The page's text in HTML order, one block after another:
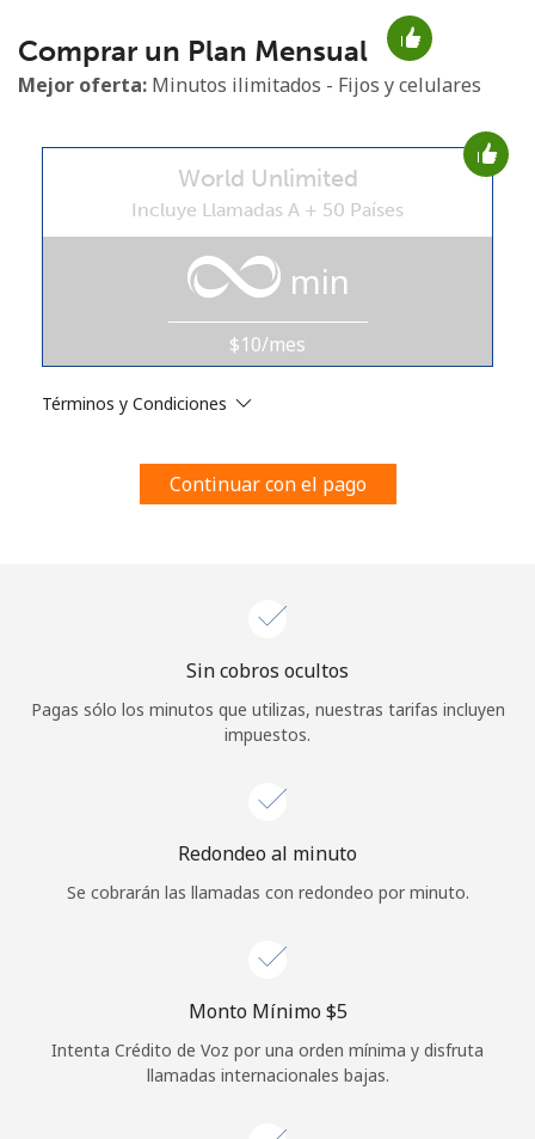
No se ha creado una contraseña
Mínimo 8 caracteres
Una letra mayúscula y una minúscula
Un número
estosTérminos y condiciones.
Únete
¡Hola!
Inicia sesión oREGÍSTRATE →
¿Olvidaste tu contraseña? →
Continuar con
Comprar un Plan Mensual
Mejor oferta: Minutos ilimitados - Fijos y celulares
World Unlimited
Incluye Llamadas A + 50 Países
min
$10/mes
Términos y Condiciones
Continuar con el pago
Sin cobros ocultos
Pagas sólo los minutos que utilizas, nuestras tarifas incluyen
impuestos.
Redondeo al minuto
Se cobrarán las llamadas con redondeo por minuto.
Monto Mínimo ⁦$5⁩
Intenta Crédito de Voz por una orden mínima y disfruta
llamadas internacionales bajas.